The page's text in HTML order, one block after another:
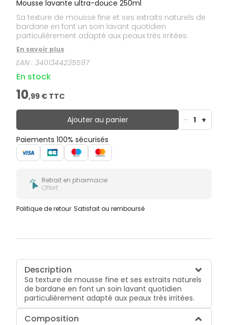
Mousse lavante ultra-douce 250ml
Sa texture de mousse fine et ses extraits naturels de
bardane en font un soin lavant quotidien
particulièrement adapté aux peaux très irritées.
En savoir plus
EAN :3401344235597
En stock
10,99 € TTC
Ajouter au panier - 1 +
Paiements 100% sécurisés
Retrait en pharmacie
Offert
Politique de retour Satisfait ou remboursé
Description
Sa texture de mousse fine et ses extraits naturels
de bardane en font un soin lavant quotidien
particulièrement adapté aux peaux très irritées.
Composition